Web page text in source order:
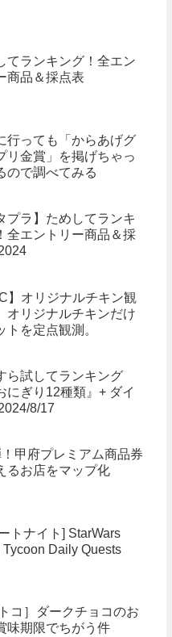
てランキング！全エン
商品＆採点表
行っても「からあげグ
リ金賞」を掲げちゃっ
ので調べてみる
プラ】ためしてランキ
全エントリー商品＆採
】オリジナルチキン観
オリジナルチキンだけ
トを定点観測。
ら試してランキング
にぎり12種類』+ ダイ
8/17
甲府プレミアム商品券
るお店をマップ化
トナイト] StarWars
Tycoon Daily Quests
コ］ダークチョコのお
味期限でちがう件